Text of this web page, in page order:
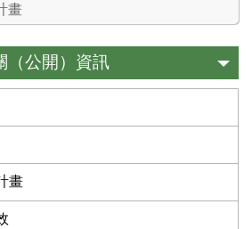
畫
（公開）資訊
畫